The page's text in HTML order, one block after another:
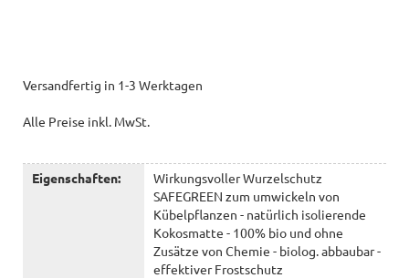
Versandfertig in 1-3 Werktagen
Alle Preise inkl. MwSt.
Eigenschaften:
Wirkungsvoller Wurzelschutz
SAFEGREEN zum umwickeln von
Kübelpflanzen - natürlich isolierende
Kokosmatte - 100% bio und ohne
Zusätze von Chemie - biolog. abbaubar -
effektiver Frostschutz